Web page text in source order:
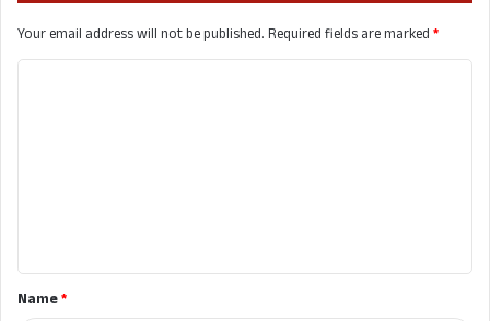
Your email address will not be published.Required fields are marked*
t
*Name*